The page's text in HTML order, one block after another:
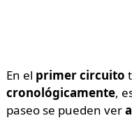
En el primer circuito
cronológicamente,
paseo se pueden ver